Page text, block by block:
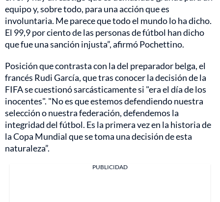
equipo y, sobre todo, para una acción que es
involuntaria. Me parece que todo el mundo lo ha dicho.
El 99,9 por ciento de las personas de fútbol han dicho
que fue una sanción injusta”, afirmó Pochettino.
Posición que contrasta con la del preparador belga, el
francés Rudi García, que tras conocer la decisión de la
FIFA se cuestionó sarcásticamente si "era el día de los
inocentes". "No es que estemos defendiendo nuestra
selección o nuestra federación, defendemos la
integridad del fútbol. Es la primera vez en la historia de
la Copa Mundial que se toma una decisión de esta
naturaleza”.
PUBLICIDAD